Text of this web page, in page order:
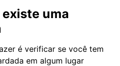
uma
é verificar se você tem
em algum lugar